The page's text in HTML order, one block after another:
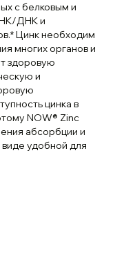
с белковым и
ДНК и
Цинк необходим
многих органов и
здоровую
и
цинка в
NOW® Zinc
абсорбции и
удобной для